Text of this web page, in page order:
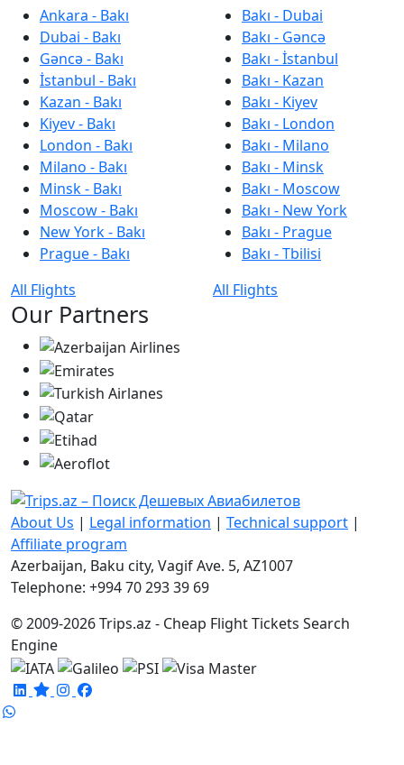
Ankara - Bakı
Dubai - Bakı
Gəncə - Bakı
İstanbul - Bakı
Kazan - Bakı
Kiyev - Bakı
London - Bakı
Milano - Bakı
Minsk - Bakı
Moscow - Bakı
New York - Bakı
Prague - Bakı
All Flights
Bakı - Dubai
Bakı - Gəncə
Bakı - İstanbul
Bakı - Kazan
Bakı - Kiyev
Bakı - London
Bakı - Milano
Bakı - Minsk
Bakı - Moscow
Bakı - New York
Bakı - Prague
Bakı - Tbilisi
All Flights
Our Partners
About Us | Legal information | Technical support |
Affiliate program
Azerbaijan, Baku city, Vagif Ave. 5, AZ1007
Telephone: +994 70 293 39 69
© 2009-2026 Trips.az - Cheap Flight Tickets Search
Engine